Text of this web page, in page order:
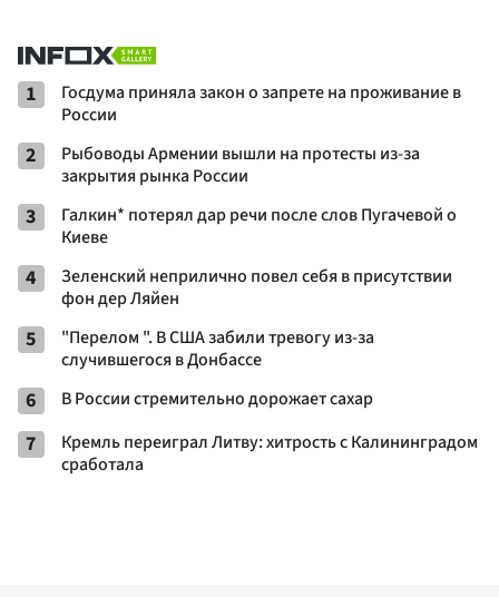
1
Госдума приняла закон о запрете на проживание в
России
2
Рыбоводы Армении вышли на протесты из-за
закрытия рынка России
3
Галкин* потерял дар речи после слов Пугачевой о
Киеве
4
Зеленский неприлично повел cебя в присутствии
фон дер Ляйен
5
"Перелом ". В США забили тревогу из-за
случившегося в Донбассе
6 В России стремительно дорожает сахар
7
Кремль переиграл Литву: хитрость с Калининградом
сработала